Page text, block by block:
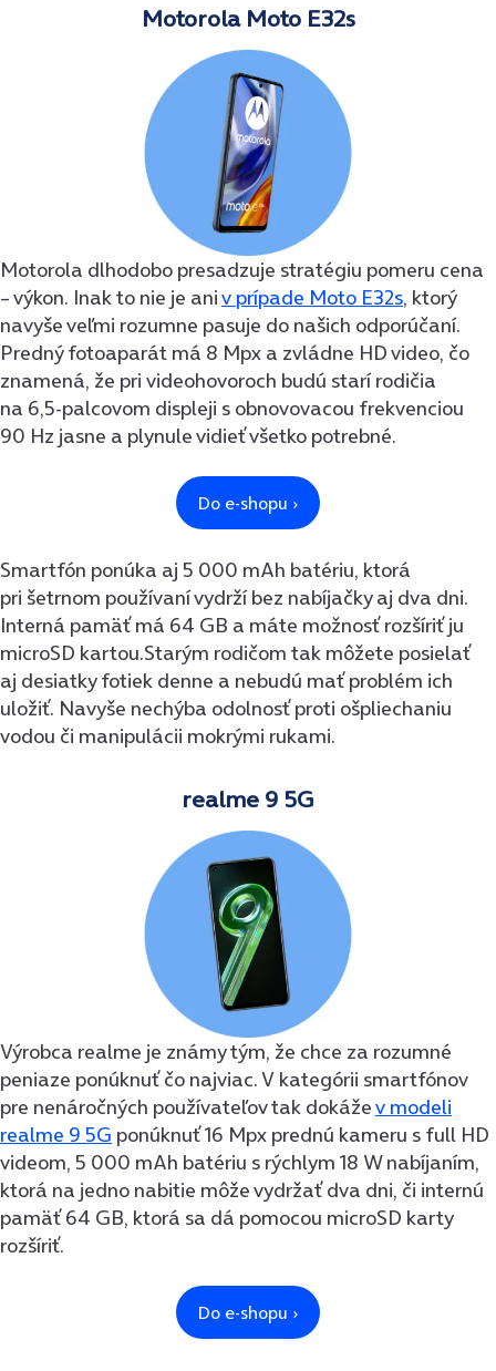
Motorola Moto E32s
Motorola dlhodobo presadzuje stratégiu pomeru cena
– výkon. Inak to nie je aniv prípade Moto E32s, ktorý
navyše veľmi rozumne pasuje do našich odporúčaní.
Predný fotoaparát má 8 Mpx a zvládne HD video, čo
znamená, že pri videohovoroch budú starí rodičia
na 6,5-palcovom displeji s obnovovacou frekvenciou
90 Hz jasne a plynule vidieť všetko potrebné.
Smartfón ponúka aj 5 000 mAh batériu, ktorá
pri šetrnom používaní vydrží bez nabíjačky aj dva dni.
Interná pamäť má 64 GB a máte možnosť rozšíriť ju
microSD kartou.Starým rodičom tak môžete posielať
aj desiatky fotiek denne a nebudú mať problém ich
uložiť. Navyše nechýba odolnosť proti ošpliechaniu
vodou či manipulácii mokrými rukami.
realme 9 5G
Výrobca realme je známy tým, že chce za rozumné
peniaze ponúknuť čo najviac. V kategórii smartfónov
pre nenáročných používateľov tak dokážev modeli
realme 9 5G ponúknuť 16 Mpx prednú kameru s full HD
videom, 5 000 mAh batériu s rýchlym 18 W nabíjaním,
ktorá na jedno nabitie môže vydržať dva dni, či internú
pamäť 64 GB, ktorá sa dá pomocou microSD karty
rozšíriť.